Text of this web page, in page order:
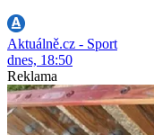
Aktuálně.cz - Sport
dnes, 18:50
Reklama